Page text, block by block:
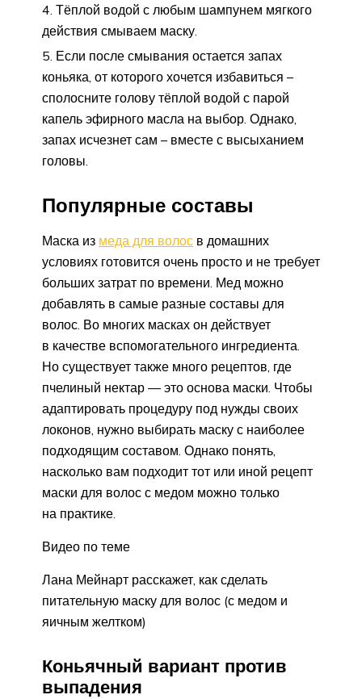
Тёплой водой с любым шампунем мягкого
действия смываем маску.
Если после смывания остается запах
коньяка, от которого хочется избавиться –
сполосните голову тёплой водой с парой
капель эфирного масла на выбор. Однако,
запах исчезнет сам – вместе с высыханием
головы.
Популярные составы
Маска из меда для волос в домашних
условиях готовится очень просто и не требует
больших затрат по времени. Мед можно
добавлять в самые разные составы для
волос. Во многих масках он действует
в качестве вспомогательного ингредиента.
Но существует также много рецептов, где
пчелиный нектар — это основа маски. Чтобы
адаптировать процедуру под нужды своих
локонов, нужно выбирать маску с наиболее
подходящим составом. Однако понять,
насколько вам подходит тот или иной рецепт
маски для волос с медом можно только
на практике.
Видео по теме
Лана Мейнарт расскажет, как сделать
питательную маску для волос (с медом и
яичным желтком)
Коньячный вариант против
выпадения